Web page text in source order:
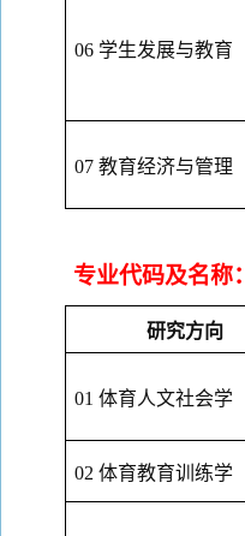
06 学生发展与教育
07 教育经济与管理
专业代码及名称：
研究方向
01 体育人文社会学
02 体育教育训练学